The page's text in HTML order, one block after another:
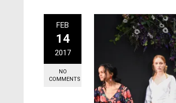
FEB
14
2017
NO
COMMENTS